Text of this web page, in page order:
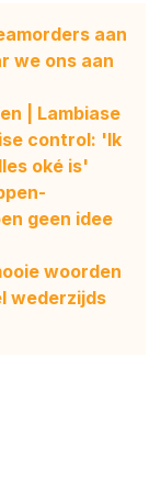
aan
we ons aan
| Lambiase
control: 'Ik
oké is'
geen idee
woorden
wederzijds